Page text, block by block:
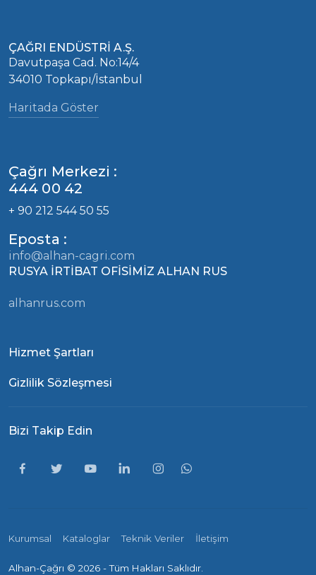
ÇAĞRI ENDÜSTRİ A.Ş.
Davutpaşa Cad. No:14/4
34010 Topkapı/İstanbul
Haritada Göster
Çağrı Merkezi :
444 00 42
+ 90 212 544 50 55
Eposta :
info@alhan-cagri.com
RUSYA İRTİBAT OFİSİMİZ ALHAN RUS
alhanrus.com
Hizmet Şartları
Gizlilik Sözleşmesi
Bizi Takip Edin
Kurumsal Kataloglar Teknik Veriler İletişim
Alhan-Çağrı © 2026 - Tüm Hakları Saklıdır.